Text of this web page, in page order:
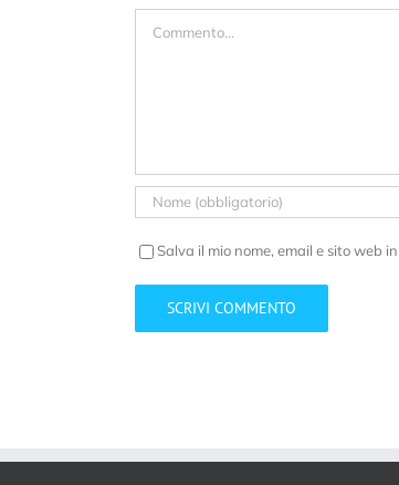
Salva il mio nome, email e sito web